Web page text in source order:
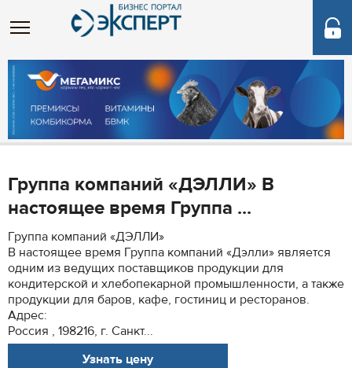
Группа компаний «ДЭЛЛИ» В
настоящее время Группа ...
Группа компаний «ДЭЛЛИ»
В настоящее время Группа компаний «Дэлли» является
одним из ведущих поставщиков продукции для
кондитерской и хлебопекарной промышленности, а также
продукции для баров, кафе, гостиниц и ресторанов.
Адрес:
Россия , 198216, г. Санкт...
Узнать цену